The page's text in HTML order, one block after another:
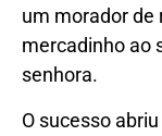
um morador de
mercadinho ao
senhora.
O sucesso